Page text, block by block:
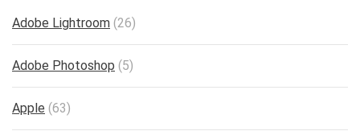
Adobe Lightroom (26)
Adobe Photoshop (5)
Apple (63)